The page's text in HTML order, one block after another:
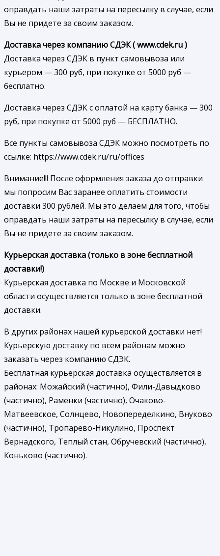
оправдать наши затраты на пересылку в случае, если
Вы не придете за своим заказом.
Доставка через компанию СДЭК ( www.cdek.ru )
Доставка через СДЭК в пункт самовывоза или
курьером — 300 руб, при покупке от 5000 руб —
бесплатно.
Доставка через СДЭК с оплатой на карту банка — 300
руб, при покупке от 5000 руб — БЕСПЛАТНО.
Все пункты самовывоза СДЭК можно посмотреть по
ссылке: https://www.cdek.ru/ru/offices
Внимание!!! После оформления заказа до отправки
мы попросим Вас заранее оплатить стоимости
доставки 300 рублей. Мы это делаем для того, чтобы
оправдать наши затраты на пересылку в случае, если
Вы не придете за своим заказом.
Курьерская доставка (только в зоне бесплатной
доставки!)
Курьерская доставка по Москве и Московской
области осуществляется только в зоне бесплатной
доставки.
В других районах нашей курьерской доставки нет!
Курьерскую доставку по всем районам можно
заказать через компанию СДЭК.
Бесплатная курьерская доставка осуществляется в
районах: Можайский (частично), Фили-Давыдково
(частично), Раменки (частично), Очаково-
Матвеевское, Солнцево, Новопеределкино, Внуково
(частично), Тропарево-Никулино, Проспект
Вернадского, Теплый стан, Обручевский (частично),
Коньково (частично).